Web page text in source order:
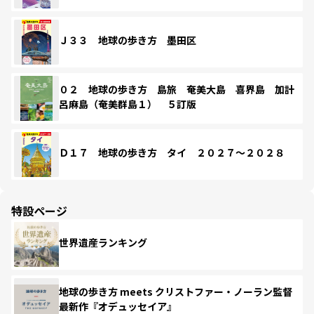
Ｊ３３ 地球の歩き方 墨田区
０２ 地球の歩き方 島旅 奄美大島 喜界島 加計
呂麻島（奄美群島１） ５訂版
Ｄ１７ 地球の歩き方 タイ ２０２７～２０２８
特設ページ
世界遺産ランキング
地球の歩き方 meets クリストファー・ノーラン監督
最新作『オデュッセイア』